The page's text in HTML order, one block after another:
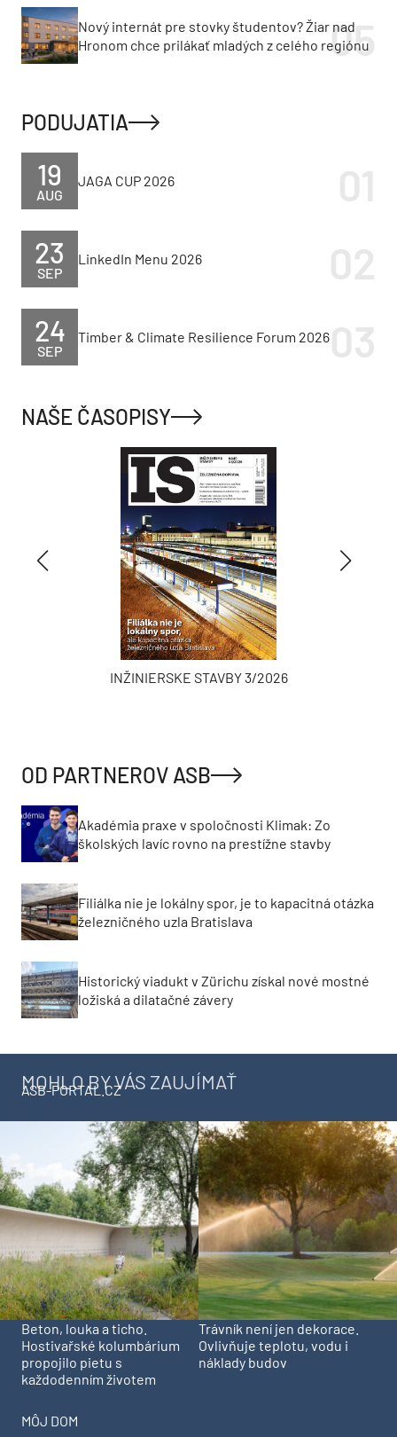
Nový internát pre stovky študentov? Žiar nad
Hronom chce prilákať mladých z celého regiónu
PODUJATIA
AUG
19 JAGA CUP 2026
SEP
23 LinkedIn Menu 2026
SEP
24 Timber & Climate Resilience Forum 2026
NAŠE ČASOPISY
INŽINIERSKE STAVBY 3/2026
OD PARTNEROV ASB
Akadémia praxe v spoločnosti Klimak: Zo
školských lavíc rovno na prestížne stavby
Filiálka nie je lokálny spor, je to kapacitná otázka
železničného uzla Bratislava
Historický viadukt v Zürichu získal nové mostné
ložiská a dilatačné závery
MOHLO BY VÁS ZAUJÍMAŤ
ASB-PORTAL.CZ
Beton, louka a ticho.
Hostivařské kolumbárium
propojilo pietu s
každodenním životem
Trávník není jen dekorace.
Ovlivňuje teplotu, vodu i
náklady budov
MÔJ DOM